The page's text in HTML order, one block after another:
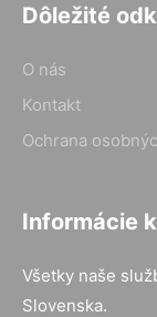
Dôležité
O nás
Kontakt
Ochrana
Informácie
Všetky naše
Slovenska.